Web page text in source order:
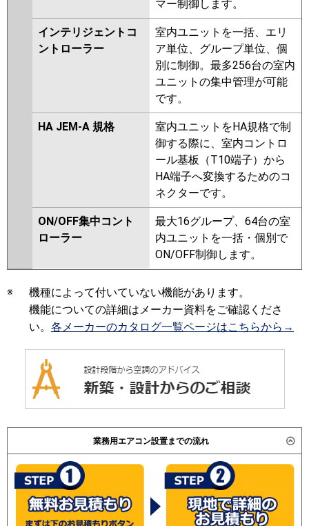
マー制御します。
インテリジェントコ
ントローラー
室内ユニットを一括、エリ
ア単位、グループ単位、個
別に制御。最多256台の室内
ユニットの集中管理が可能
です。
HA JEM-A 規格
室内ユニットをHA規格で制
御する際に、室内コントロ
ール基板（T10端子）から
HA端子へ変換するためのコ
ネクターです。
ON/OFF集中コント
ローラー
最大16グループ、64台の室
内ユニットを一括・個別で
ON/OFF制御します。
※
機種によって付いていない機能があります。
機能についての詳細はメーカー資料をご確認くださ
い。 各メーカーのカタログ一覧ページはこちらから→
業務用エアコン設置までの流れ